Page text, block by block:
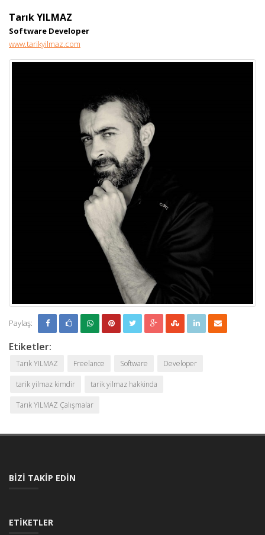
Tarık YILMAZ
Software Developer
www.tarikyilmaz.com
Paylaş:
Etiketler:
Tarık YILMAZ Freelance Software Developer
tarik yilmaz kimdir tarik yilmaz hakkinda
Tarık YILMAZ Çalışmalar
BIZI TAKIP EDIN
ETIKETLER